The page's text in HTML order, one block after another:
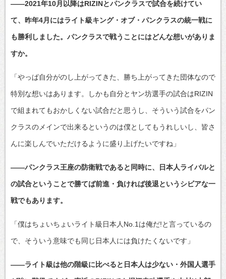
――2021年10月以降はRIZINとパンクラスで試合を続けてい
て、昨年4月にはライト級キング・オブ・パンクラスの統一戦に
も勝利しました。パンクラスで戦うことにはどんな想いがありま
すか。
「やっぱ自分がのし上がってきた、勝ち上がってきた団体なので
特別な想いはあります。しかも自分とヤン坊選手の試合はRIZIN
で組まれてもおかしくない試合だと思うし、そういう試合をパン
クラスのメインで出来るというのは僕としてもうれしいし、皆さ
んに楽しんでいただけるように盛り上げたいですね」
――パンクラス王座の防衛戦であると同時に、日本人ライバルと
の試合ということで勝てば前進・負ければ後退というシビアな一
戦でもあります。
「僕はちょいちょいライト級日本人No.1は俺だ!と言っているの
で、そういう意味でも同じ日本人には負けたくないです」
――ライト級は他の階級に比べると日本人は少ない・外国人選手